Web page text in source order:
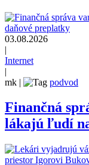
03.08.2026
|
Internet
|
mk | podvod
Finančná
lákajú ľudí